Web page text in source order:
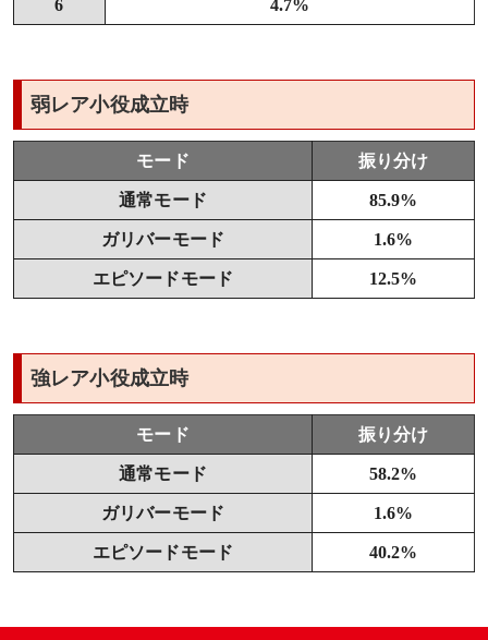
6 4.7%
弱レア小役成立時
モード 振り分け
通常モード 85.9%
ガリバーモード 1.6%
エピソードモード 12.5%
強レア小役成立時
モード 振り分け
通常モード 58.2%
ガリバーモード 1.6%
エピソードモード 40.2%